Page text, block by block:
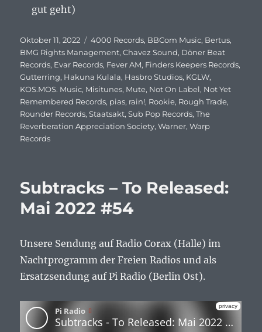
gut geht)
Veröffentlicht
am
Oktober 11, 2022 Schlagwörter
4000 Records, BBCom Music, Bertus,
BMG Rights Management,Chavez Sound, Döner Beat
Records, Evar Records, Fever AM, Finders Keepers Records,
Gutterring, Hakuna Kulala, Hasbro Studios, KGLW,
KOS.MOS. Music, Misitunes, Mute, Not On Label, Not Yet
Remembered Records, pias, rain!, Rookie, Rough Trade,
Rounder Records,Staatsakt,Sub Pop Records,The
Reverberation Appreciation Society,Warner,Warp
Records
Subtracks – To Released:
Mai 2022 #54
Unsere Sendung auf Radio Corax (Halle) im
Nachtprogramm der Freien Radios und als
Ersatzsendung auf Pi Radio (Berlin Ost).